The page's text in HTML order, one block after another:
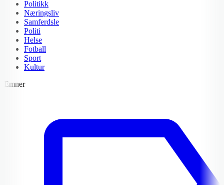
Politikk
Næringsliv
Samferdsle
Politi
Helse
Fotball
Sport
Kultur
Emner